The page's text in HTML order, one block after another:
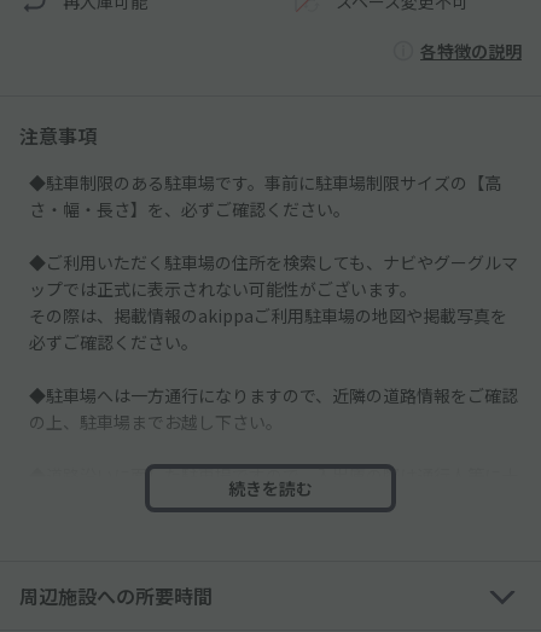
各特徴の説明
注意事項
◆駐車制限のある駐車場です。事前に駐車場制限サイズの【高
さ・幅・長さ】を、必ずご確認ください。
◆ご利用いただく駐車場の住所を検索しても、ナビやグーグルマ
ップでは正式に表示されない可能性がございます。
その際は、掲載情報のakippaご利用駐車場の地図や掲載写真を
必ずご確認ください。
◆駐車場へは一方通行になりますので、近隣の道路情報をご確認
の上、駐車場までお越し下さい。
◆道路沿いに面した駐車場ですので、入出庫の際は通行人等に十
分お気をつけてください。
続きを読む
周辺施設への所要時間